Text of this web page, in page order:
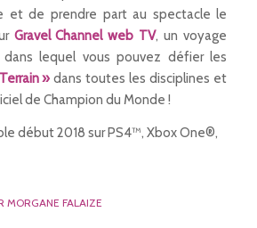
et de prendre part au spectacle le
Gravel Channel web TV, un voyage
lequel vous pouvez défier les
» dans toutes les disciplines et
de Champion du Monde !
début 2018 sur PS4™, Xbox One®,
MORGANE FALAIZE